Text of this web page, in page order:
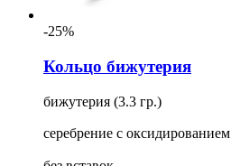
-25%
Кольцо бижутерия
бижутерия (3.3 гр.)
серебрение с оксидированием